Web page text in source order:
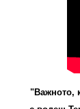
"Важното,